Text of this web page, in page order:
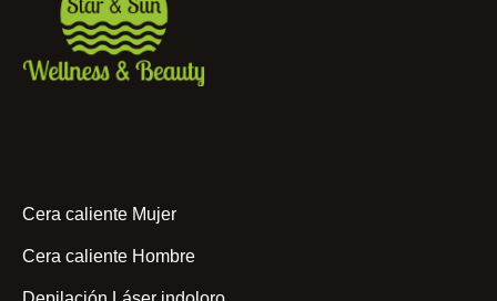
Cera caliente Mujer
Cera caliente Hombre